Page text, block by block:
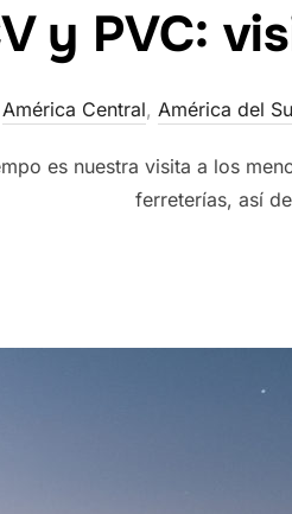
y PVC:
América Central, América del
es nuestra visita a los
ferreterías, así